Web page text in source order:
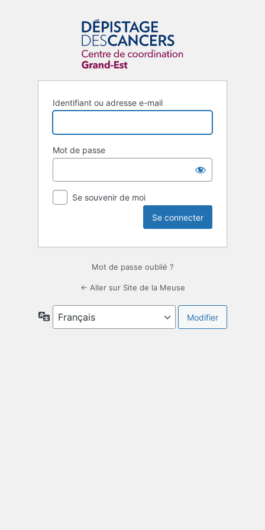
Identifiant ou adresse e-mail
Mot de passe
Se souvenir de moi
Mot de passe oublié ?
← Aller sur Site de la Meuse
Langue